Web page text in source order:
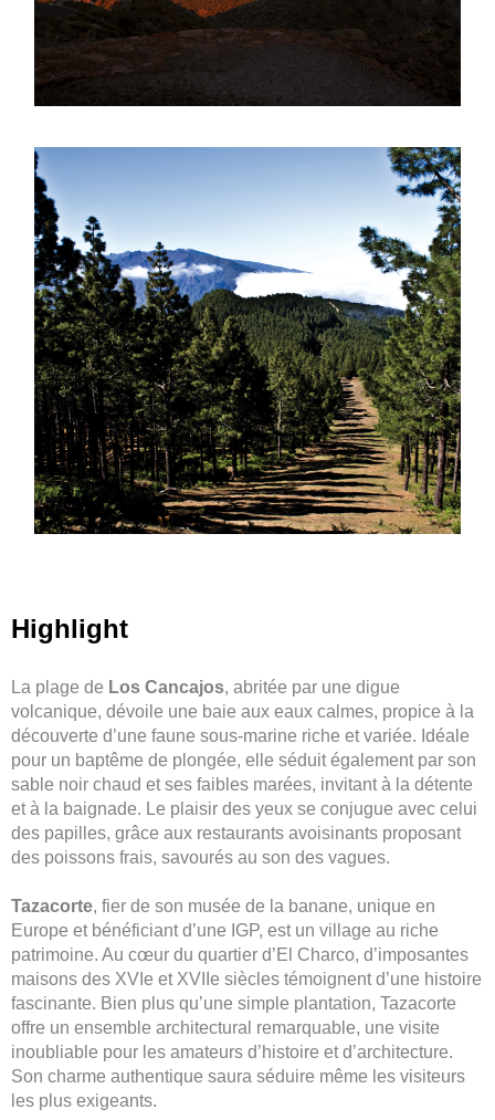
Highlight
La plage de Los Cancajos, abritée par une digue
volcanique, dévoile une baie aux eaux calmes, propice à la
découverte d’une faune sous-marine riche et variée. Idéale
pour un baptême de plongée, elle séduit également par son
sable noir chaud et ses faibles marées, invitant à la détente
et à la baignade. Le plaisir des yeux se conjugue avec celui
des papilles, grâce aux restaurants avoisinants proposant
des poissons frais, savourés au son des vagues.
Tazacorte, fier de son musée de la banane, unique en
Europe et bénéficiant d’une IGP, est un village au riche
patrimoine. Au cœur du quartier d’El Charco, d’imposantes
maisons des XVIe et XVIIe siècles témoignent d’une histoire
fascinante. Bien plus qu’une simple plantation, Tazacorte
offre un ensemble architectural remarquable, une visite
inoubliable pour les amateurs d’histoire et d’architecture.
Son charme authentique saura séduire même les visiteurs
les plus exigeants.